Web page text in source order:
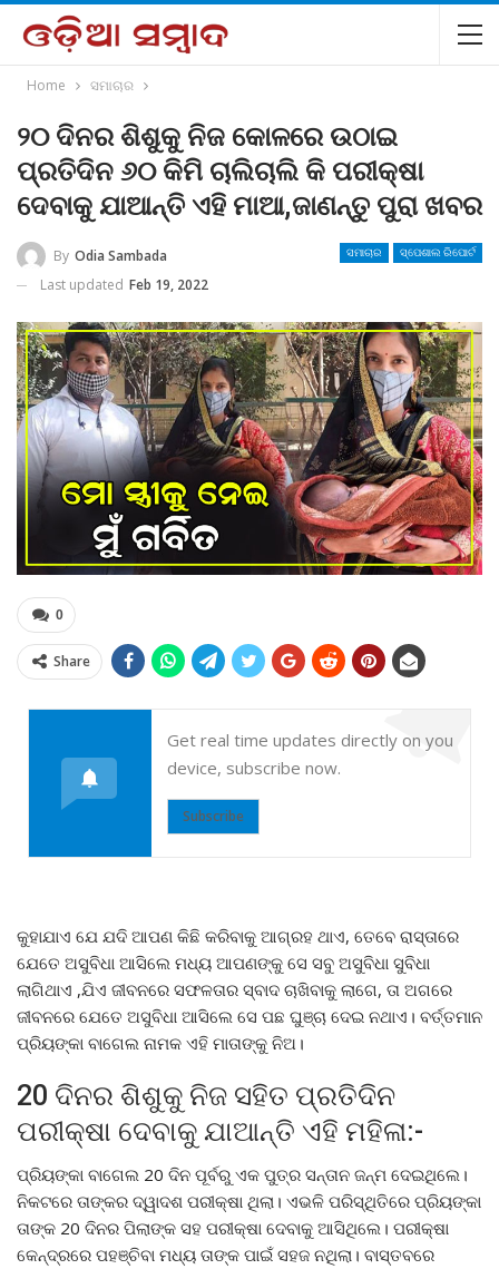
Home ସମାଚାର
୨୦ ଦିନର ଶିଶୁକୁ ନିଜ କୋଳରେ ଉଠାଇ
ପ୍ରତିଦିନ ୬୦ କିମି ଚାଲିଚାଲି କି ପରୀକ୍ଷା
ଦେବାକୁ ଯାଆନ୍ତି ଏହି ମାଆ,ଜାଣନ୍ତୁ ପୁରା ଖବର
ସମାଚାର ସ୍ପେଶାଲ ରିପୋର୍ଟ
By Odia Sambada
Last updated Feb 19, 2022
0
Share
Get real time updates directly on you
device, subscribe now.
Subscribe
କୁହାଯାଏ ଯେ ଯଦି ଆପଣ କିଛି କରିବାକୁ ଆଗ୍ରହ ଥାଏ, ତେବେ ରାସ୍ତାରେ
ଯେତେ ଅସୁବିଧା ଆସିଲେ ମଧ୍ୟ ଆପଣଙ୍କୁ ସେ ସବୁ ଅସୁବିଧା ସୁବିଧା
ଲାଗିଥାଏ ,ଯିଏ ଜୀବନରେ ସଫଳତାର ସ୍ବାଦ ଚାଖିବାକୁ ଲାଗେ, ତା ଅଗରେ
ଜୀବନରେ ଯେତେ ଅସୁବିଧା ଆସିଲେ ସେ ପଛ ଘୁଞ୍ଚା ଦେଇ ନଥାଏ। ବର୍ତ୍ତମାନ
ପ୍ରିୟଙ୍କା ବାଗେଲ ନାମକ ଏହି ମାତାଙ୍କୁ ନିଅ।
20 ଦିନର ଶିଶୁକୁ ନିଜ ସହିତ ପ୍ରତିଦିନ
ପରୀକ୍ଷା ଦେବାକୁ ଯାଆନ୍ତି ଏହି ମହିଳା:-
ପ୍ରିୟଙ୍କା ବାଗେଲ 20 ଦିନ ପୂର୍ବରୁ ଏକ ପୁତ୍ର ସନ୍ତାନ ଜନ୍ମ ଦେଇଥିଲେ।
ନିକଟରେ ତାଙ୍କର ଦ୍ୱାଦଶ ପରୀକ୍ଷା ଥିଲା। ଏଭଳି ପରିସ୍ଥିତିରେ ପ୍ରିୟଙ୍କା
ତାଙ୍କ 20 ଦିନର ପିଲାଙ୍କ ସହ ପରୀକ୍ଷା ଦେବାକୁ ଆସିଥିଲେ। ପରୀକ୍ଷା
କେନ୍ଦ୍ରରେ ପହଞ୍ଚିବା ମଧ୍ୟ ତାଙ୍କ ପାଇଁ ସହଜ ନଥିଲା। ବାସ୍ତବରେ